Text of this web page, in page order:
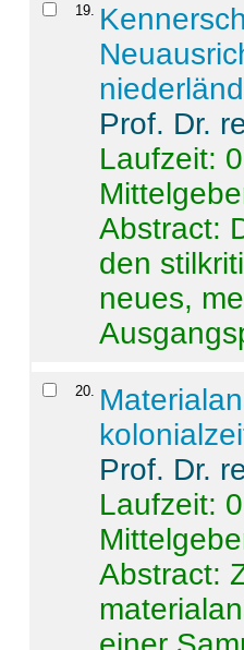
19
Prof. Dr.
Laufzeit:
Abstract:
den
neues,
20
Prof. Dr.
Laufzeit:
Abstract: